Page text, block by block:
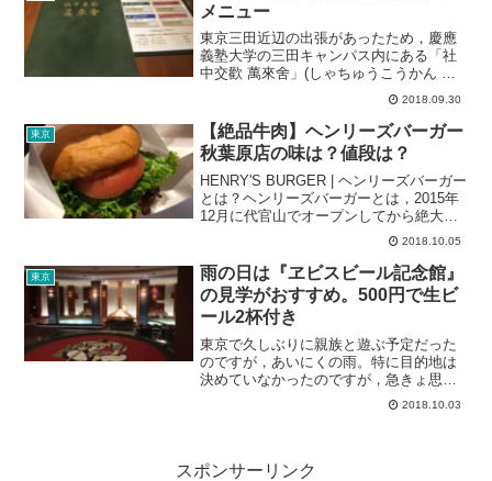
メニュー
東京三田近辺の出張があったため，慶應
義塾大学の三田キャンパス内にある「社
中交歡 萬來舍」(しゃちゅうこうかん ば
んらいしゃ)というレストラン(?)に行って
きました。「社中交歡 萬來舍」とは，
2011年に建て替えが完了した南校舎３F
にある，塾...
2018.09.30
東京
【絶品牛肉】ヘンリーズバーガー
秋葉原店の味は？値段は？
HENRY'S BURGER | ヘンリーズバーガー
とは？ヘンリーズバーガーとは，2015年
12月に代官山でオープンしてから絶大な
人気を誇る高級ハンバーガーショップで
す。秋葉原店は，2017年9月にオープンし
ました。このハンバーガーショップ...
2018.10.05
東京
雨の日は『ヱビスビール記念館』
の見学がおすすめ。500円で生ビ
ール2杯付き
東京で久しぶりに親族と遊ぶ予定だった
のですが，あいにくの雨。特に目的地は
決めていなかったのですが，急きょ思い
立ったのが，『ヱビスビール記念館』の
見学です。これが思いのほか満足度が高
2018.10.03
スポンサーリンク